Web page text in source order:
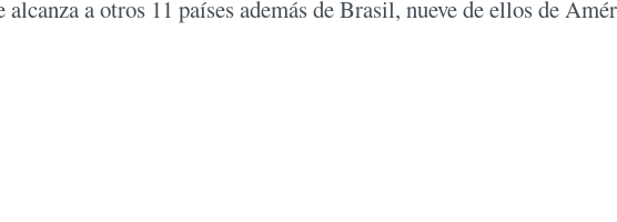
a otros 11 países además de Brasil, nueve de ellos de